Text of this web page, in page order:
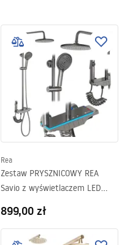
Rea
Zestaw PRYSZNICOWY REA
Savio z wyświetlaczem LED
899,00 zł